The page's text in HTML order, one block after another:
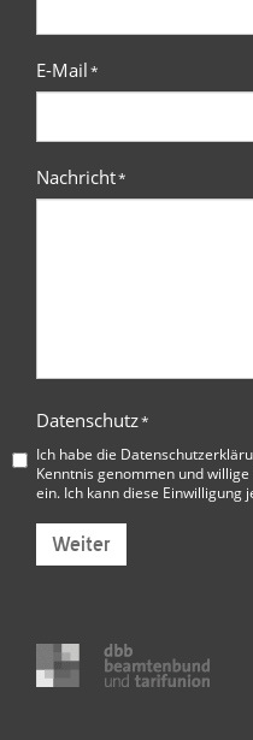
E-Mail*
Nachricht*
Datenschutz*
Ich habe die
Kenntnis genommen und
ein. Ich kann diese Einwilligung
Weiter